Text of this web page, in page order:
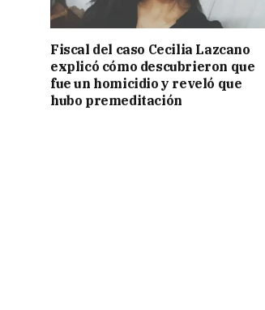
Fiscal del caso Cecilia Lazcano
explicó cómo descubrieron que
fue un homicidio y reveló que
hubo premeditación